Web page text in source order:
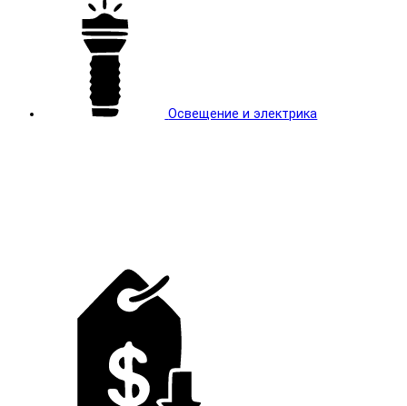
Освещение и электрика